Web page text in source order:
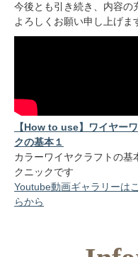
今後とも引き続き、内容の
よろしくお願い申し上げま
【How to use】ワイヤー
クの基本１
カラーワイヤクラフトの基
クニックです
Youtube動画ギャラリーは
らから